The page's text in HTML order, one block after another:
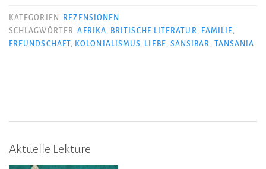
Diebstahl“
KATEGORIEN
REZENSIONEN
SCHLAGWÖRTER
AFRIKA, BRITISCHE LITERATUR, FAMILIE,
FREUNDSCHAFT, KOLONIALISMUS, LIEBE, SANSIBAR , TANSANIA
Aktuelle Lektüre